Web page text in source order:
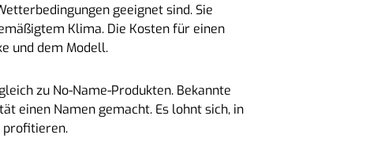
geeignet sind. Sie
Klima. Die Kosten für einen
und dem Modell.
zu No-Name-Produkten. Bekannte
einen Namen gemacht. Es lohnt sich, in
profitieren.